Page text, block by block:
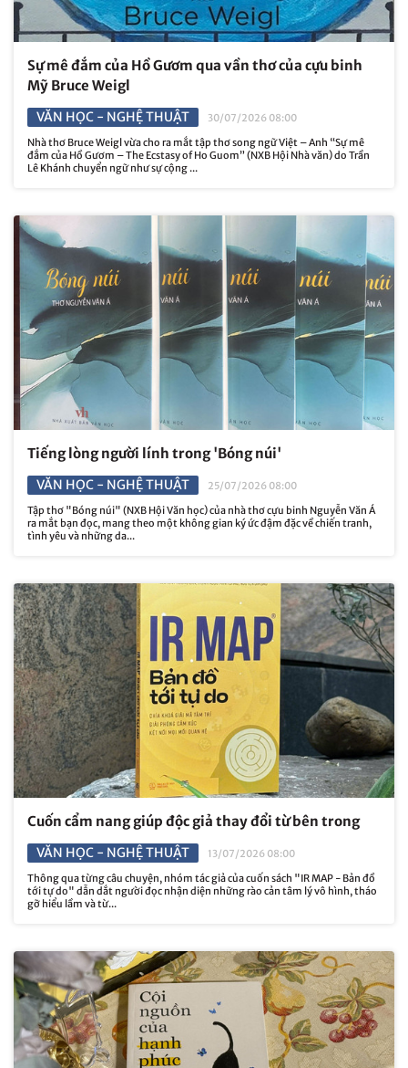
Sự mê đắm của Hồ Gươm qua vần thơ của cựu binh
Mỹ Bruce Weigl
VĂN HỌC - NGHỆ THUẬT
30/07/2026 08:00
Nhà thơ Bruce Weigl vừa cho ra mắt tập thơ song ngữ Việt – Anh “Sự mê
đắm của Hồ Gươm – The Ecstasy of Ho Guom” (NXB Hội Nhà văn) do Trần
Lê Khánh chuyển ngữ như sự cộng ...
Tiếng lòng người lính trong 'Bóng núi'
VĂN HỌC - NGHỆ THUẬT
25/07/2026 08:00
Tập thơ "Bóng núi" (NXB Hội Văn học) của nhà thơ cựu binh Nguyễn Văn Á
ra mắt bạn đọc, mang theo một không gian ký ức đậm đặc về chiến tranh,
tình yêu và những da...
Cuốn cẩm nang giúp độc giả thay đổi từ bên trong
VĂN HỌC - NGHỆ THUẬT
13/07/2026 08:00
Thông qua từng câu chuyện, nhóm tác giả của cuốn sách "IR MAP - Bản đồ
tới tự do" dẫn dắt người đọc nhận diện những rào cản tâm lý vô hình, tháo
gỡ hiểu lầm và từ...